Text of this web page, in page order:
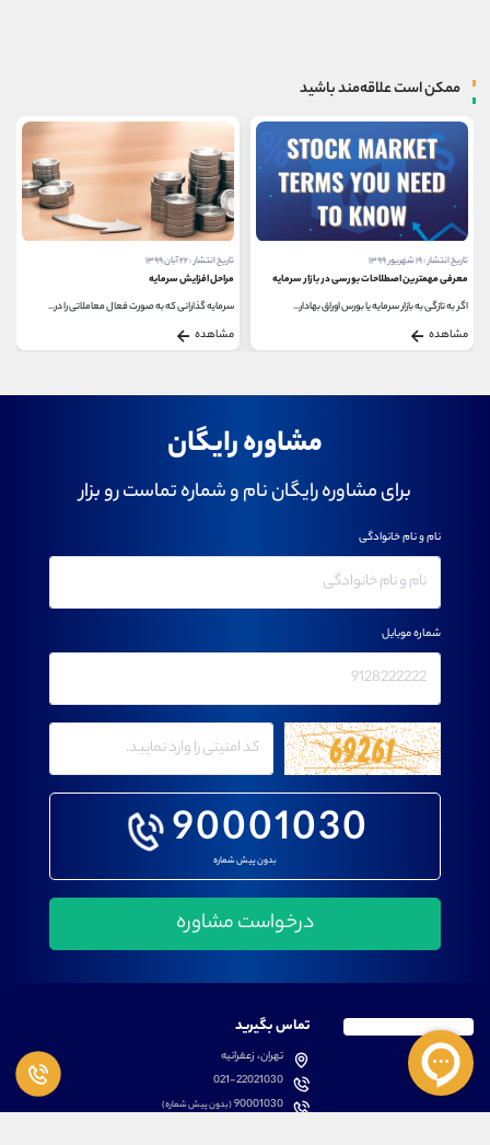
ممکن است علاقه‌مند باشید
تاریخ انتشار : ۲۲ آبان ۱۳۹۹
مراحل افزایش سرمایه
سرمایه گذارانی که به صورت فعال معاملاتی را در...
مشاهده
تاریخ انتشار : ۸ دی ۱۳۹۹
طرز تفکر سرمایه گذاران موفق به چه صورت است؟
بازار سهام یکی از گزینه های جذاب و جزء اولین انتخاب...
مشاهده
مشاوره رایگان
برای مشاوره رایگان نام و شماره تماست رو بزار
90001030
بدون پیش شماره
نام و نام خانوادگی
شماره موبایل
تماس بگیرید
تهران، زعفرانیه
021-22021030
90001030(بدون پیش شماره)